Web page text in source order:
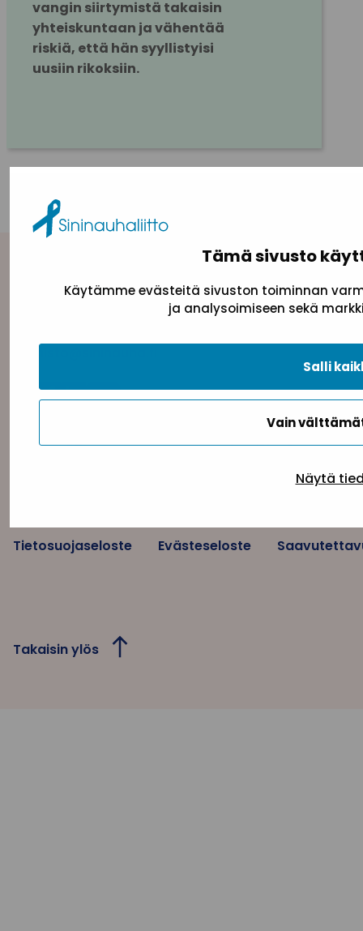
Tämä sivusto
Käytämme evästeitä sivuston toiminnan
ja analysoimiseen sekä
Vain
Salli
Näytä
vangin siirtymistä takaisin
yhteiskuntaan ja vähentää
riskiä, että hän syyllistyisi
uusiin rikoksiin.
Yhteystiedot
Sininauhaliitto (Y-tunnus: 0217042–5)
Tietosuojaseloste Evästeseloste
Takaisin ylös